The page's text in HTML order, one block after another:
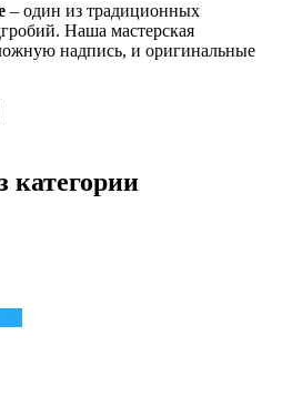
– один из традиционных
Наша мастерская
надпись, и оригинальные
категории